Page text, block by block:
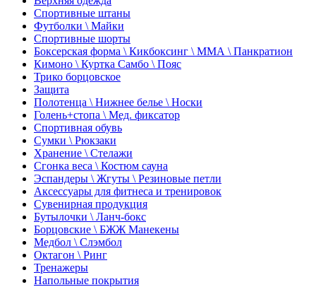
Спортивные штаны
Футболки \ Майки
Спортивные шорты
Боксерская форма \ Кикбоксинг \ ММА \ Панкратион
Кимоно \ Куртка Самбо \ Пояс
Трико борцовское
Защита
Полотенца \ Нижнее белье \ Носки
Голень+стопа \ Мед. фиксатор
Спортивная обувь
Сумки \ Рюкзаки
Хранение \ Стелажи
Сгонка веса \ Костюм сауна
Эспандеры \ Жгуты \ Резиновые петли
Аксессуары для фитнеса и тренировок
Сувенирная продукция
Бутылочки \ Ланч-бокс
Борцовские \ БЖЖ Манекены
Медбол \ Слэмбол
Октагон \ Ринг
Тренажеры
Напольные покрытия